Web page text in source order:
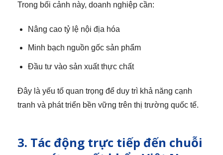
Trong bối cảnh này, doanh nghiệp cần:
Nâng cao tỷ lệ nội địa hóa
Minh bạch nguồn gốc sản phẩm
Đầu tư vào sản xuất thực chất
Đây là yếu tố quan trọng để duy trì khả năng cạnh
tranh và phát triển bền vững trên thị trường quốc tế.
3. Tác động trực tiếp đến chuỗi